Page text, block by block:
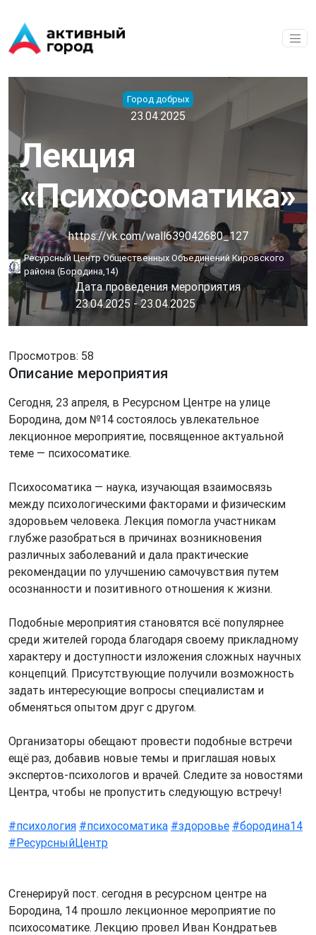
Город добрых
23.04.2025
Лекция
«Психосоматика»
https://vk.com/wall639042680_127
Ресурсный Центр Общественных Объединений Кировского
района (Бородина,14)
Дата проведения мероприятия
23.04.2025-23.04.2025
Просмотров: 58
Описание мероприятия
Сегодня, 23 апреля, в Ресурсном Центре на улице
Бородина, дом №14 состоялось увлекательное
лекционное мероприятие, посвященное актуальной
теме — психосоматике.
Психосоматика — наука, изучающая взаимосвязь
между психологическими факторами и физическим
здоровьем человека. Лекция помогла участникам
глубже разобраться в причинах возникновения
различных заболеваний и дала практические
рекомендации по улучшению самочувствия путем
осознанности и позитивного отношения к жизни.
Подобные мероприятия становятся всё популярнее
среди жителей города благодаря своему прикладному
характеру и доступности изложения сложных научных
концепций. Присутствующие получили возможность
задать интересующие вопросы специалистам и
обменяться опытом друг с другом.
Организаторы обещают провести подобные встречи
ещё раз, добавив новые темы и приглашая новых
экспертов-психологов и врачей. Следите за новостями
Центра, чтобы не пропустить следующую встречу!
#психология #психосоматика #здоровье #бородина14
#РесурсныйЦентр
Сгенерируй пост. сегодня в ресурсном центре на
Бородина, 14 прошло лекционное мероприятие по
психосоматике. Лекцию провел Иван Кондратьев